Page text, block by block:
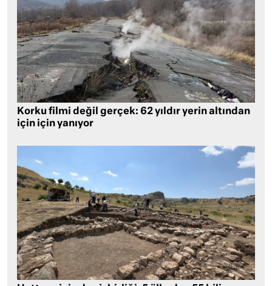
Korku filmi değil gerçek: 62 yıldır yerin altından
için için yanıyor